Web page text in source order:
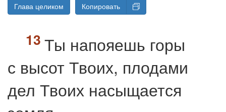
Глава целиком Копировать
Ты напояешь горы
с высот Твоих, плодами
дел Твоих насыщается